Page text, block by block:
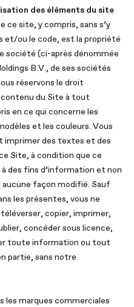
des éléments du site
ce site, y compris, sans s’y
et/ou le code, est la propriété
société (ci-après dénommée
B.V., de ses sociétés
réservons le droit
du Site à tout
en ce qui concerne les
et les couleurs. Vous
imprimer des textes et des
Site, à condition que ce
des fins d’information et non
aucune façon modifié. Sauf
les présentes, vous ne
copier, imprimer,
concéder sous licence,
toute information ou tout
partie, sans notre
les marques commerciales